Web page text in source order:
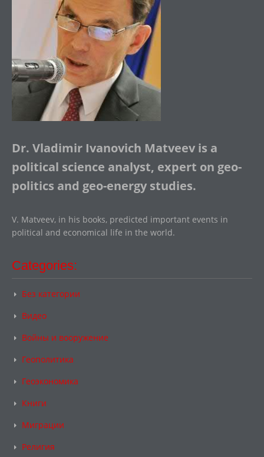
Dr. Vladimir Ivanovich Matveev is a
political science analyst, expert on geo-
politics and geo-energy studies.
V. Matveev, in his books, predicted important events in
political and economical life in the world.
Categories:
Без категории
Видео
Войны и вооружение
Геополитика
Геоэкономика
Книги
Миграции
Религия